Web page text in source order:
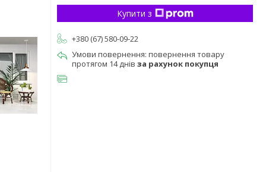
Купити з
+380 (67) 580-09-22
повернення товару
протягом 14 днів за рахунок покупця